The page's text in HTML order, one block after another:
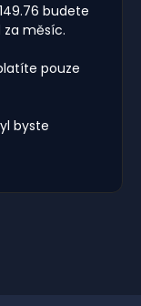
budete
za měsíc.
pouze
byste